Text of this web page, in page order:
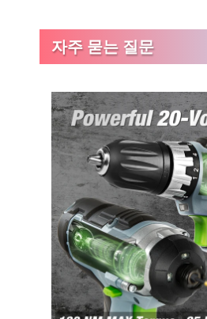
자주 묻는 질문